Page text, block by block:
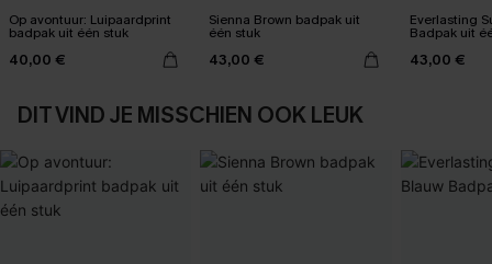
Op avontuur: Luipaardprint
badpak uit één stuk
40,00 €
Sienna Brown badpak uit
één stuk
43,00 €
Everlasting
Badpak uit
43,00 €
DIT VIND JE MISSCHIEN OOK LEUK